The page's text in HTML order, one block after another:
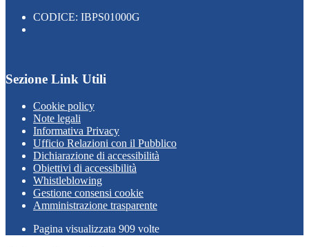
CODICE: IBPS01000G
Sezione Link Utili
Cookie policy
Note legali
Informativa Privacy
Ufficio Relazioni con il Pubblico
Dichiarazione di accessibilità
Obiettivi di accessibilità
Whistleblowing
Gestione consensi cookie
Amministrazione trasparente
Pagina visualizzata 909 volte